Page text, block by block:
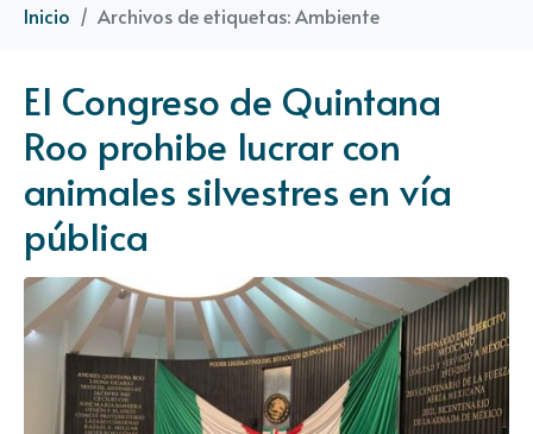
Inicio Archivos de etiquetas: Ambiente
El Congreso de Quintana
Roo prohibe lucrar con
animales silvestres en vía
pública